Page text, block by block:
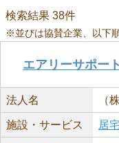
検索結果 38件
※並びは協賛企業、以下
エアリーサポート
法人名 （
施設・サービス 居